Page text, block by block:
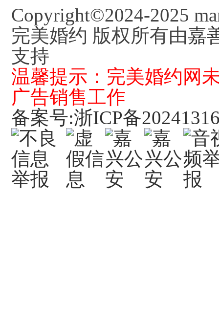
Copyright©2024-2025
完美婚约 版权所有由嘉
支持
温馨提示：完美婚约网
广告销售工作
备案号:浙ICP备